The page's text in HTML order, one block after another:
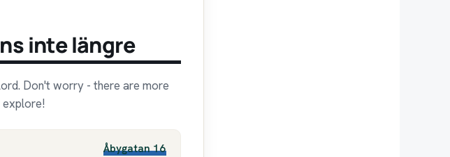
inte längre
Don't worry - there are more
explore!
Åbygatan 16